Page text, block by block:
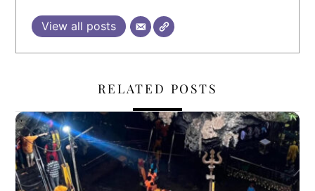
View all posts
RELATED POSTS
,,